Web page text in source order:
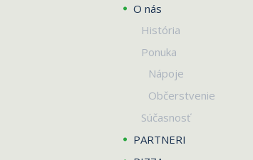
O nás
História
Ponuka
Nápoje
Občerstvenie
Súčasnosť
PARTNERI